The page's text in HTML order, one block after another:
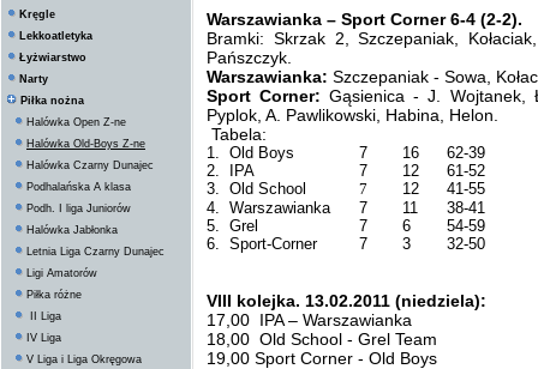
Kręgle
Lekkoatletyka
Łyżwiarstwo
Narty
Piłka nożna
Halówka Open Z-ne
Halówka Old-Boys Z-ne
Halówka Czarny Dunajec
Podhalańska A klasa
Podh. I liga Juniorów
Halówka Jabłonka
Letnia Liga Czarny Dunajec
Ligi Amatorów
Piłka różne
II Liga
IV Liga
V Liga i Liga Okręgowa
Warszawianka – Sport Corner 6-4 (2-2).
Bramki: Skrzak 2, Szczepaniak,
Pańszczyk.
Warszawianka: Szczepaniak - Sowa,
Sport Corner:Gąsienica - J. Wojtanek,
Pyplok, A. Pawlikowski, Habina, Helon.
Tabela:
1. Old Boys 7 16
62-39
2. IPA
7 12
61-52
3. Old School
7 12
41-55
4. Warszawianka
7 11
38-41
5. Grel
7 6
54-59
6. Sport-Corner
7 3 32-50
VIII kolejka. 13.02.2011 (niedziela):
17,00 IPA – Warszawianka
18,00 Old School - Grel Team
19,00 Sport Corner - Old Boys